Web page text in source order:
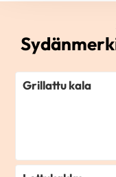
Grillattu kala